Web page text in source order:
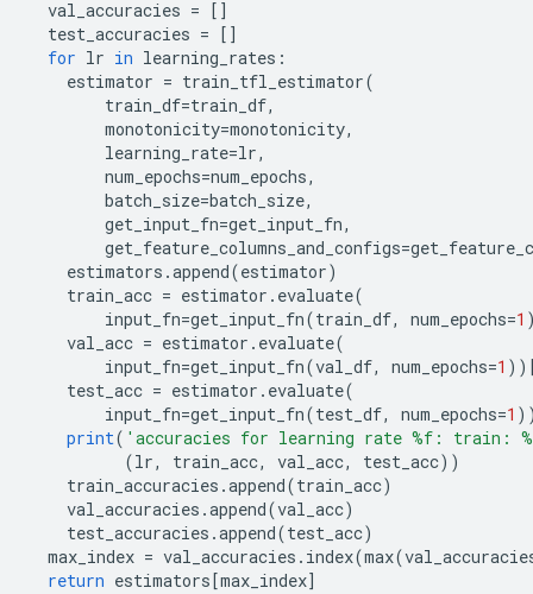
val_accuracies = []
test_accuracies = []
for lr in learning_rates :
estimator = train_tfl_estimator(
train_df=train_df,
monotonicity=monotonicity,
learning_rate=lr,
num_epochs=num_epochs,
batch_size=batch_size,
get_input_fn=get_input_fn,
get_feature_columns_and_configs=
estimators .append(estimator)
train_acc = estimator . evaluate(
input_fn=get_input_fn(train_df, num_epochs=1
val_acc = estimator . evaluate(
input_fn=get_input_fn(val_df, num_epochs=1
test_acc = estimator . evaluate(
input_fn=get_input_fn(test_df, num_epochs=1
print( 'accuracies for learning rate %f: train:
(lr, train_acc, val_acc, test_acc))
train_accuracies .append(train_acc)
val_accuracies .append(val_acc)
test_accuracies .append(test_acc)
max_index = val_accuracies . index(max(
return estimators[max_index]